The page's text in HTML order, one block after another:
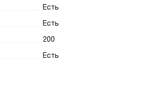
Есть
Есть
200
Есть